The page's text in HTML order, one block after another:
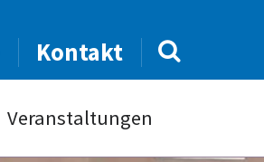
Kontakt
Veranstaltungen